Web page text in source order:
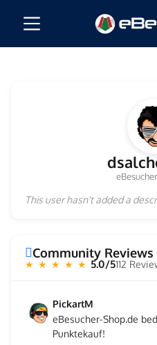
This user hasn't added a
Community Reviews
★ ★ ★ ★ ★ 5.0/5112
PickartM
eBesucher-Shop.de
Punktekauf!